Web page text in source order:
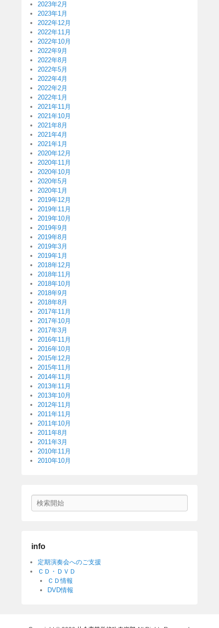
2023年2月
2023年1月
2022年12月
2022年11月
2022年10月
2022年9月
2022年8月
2022年5月
2022年4月
2022年2月
2022年1月
2021年11月
2021年10月
2021年8月
2021年4月
2021年1月
2020年12月
2020年11月
2020年10月
2020年5月
2020年1月
2019年12月
2019年11月
2019年10月
2019年9月
2019年8月
2019年3月
2019年1月
2018年12月
2018年11月
2018年10月
2018年9月
2018年8月
2017年11月
2017年10月
2017年3月
2016年11月
2016年10月
2015年12月
2015年11月
2014年11月
2013年11月
2013年10月
2012年11月
2011年11月
2011年10月
2011年8月
2011年3月
2010年11月
2010年10月
索
info
定期演奏会へのご支援
ＣＤ・ＤＶＤ
ＣＤ情報
DVD情報